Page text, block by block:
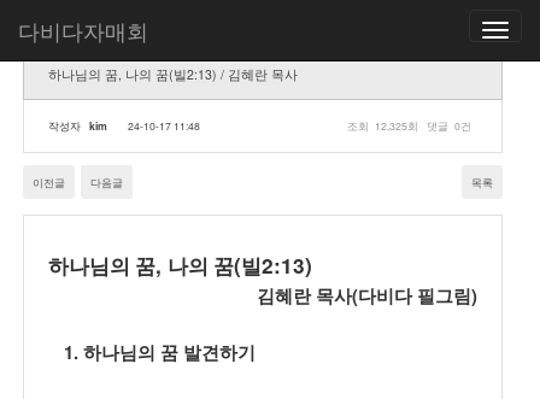
Toggle
다비다자매회
하나님의 꿈, 나의 꿈(빌2:13) / 김혜란 목사
작성자 kim 24-10-17 11:48 조회 12,325회 댓글 0건
이전글 다음글 목록
하나님의 꿈, 나의 꿈(빌2:13)
김혜란 목사(다비다 필그림)
1.하나님의 꿈 발견하기